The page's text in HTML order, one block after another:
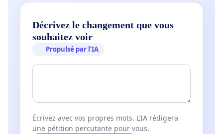
Décrivez le changement que vous
souhaitez voir
Propulsé par l’IA
Écrivez avec vos propres mots. L’IA rédigera
une pétition percutante pour vous.